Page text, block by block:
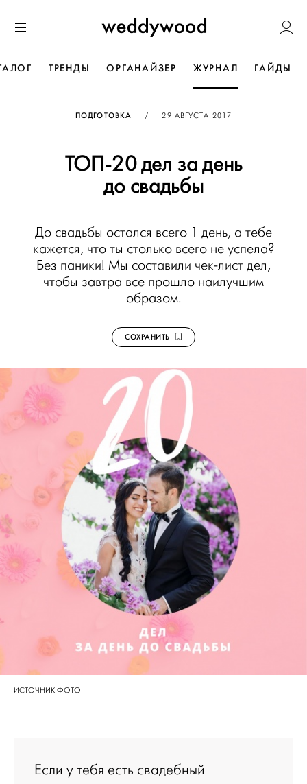
к содержанию
Weddywood
ТРЕНДЫ ОРГАНАЙЗЕР ЖУРНАЛ ГАЙДЫ
ПОДГОТОВКА / ОПУБЛИКОВАНО
29 АВГУСТА 2017
ТОП-20 дел за день
до свадьбы
До свадьбы остался всего 1 день, а тебе
кажется, что ты столько всего не успела?
Без паники! Мы составили чек-лист дел,
чтобы завтра все прошло наилучшим
образом.
СОХРАНИТЬ
ИСТОЧНИК ФОТО
Если у тебя есть свадебный